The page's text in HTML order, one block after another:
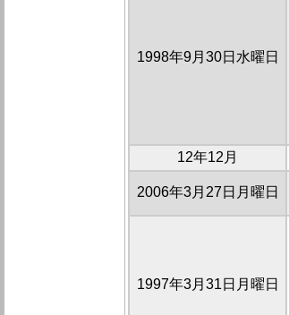
1998年9月30日水曜日
12年12月
2006年3月27日月曜日
1997年3月31日月曜日